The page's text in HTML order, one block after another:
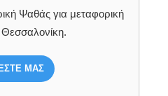
Ψαθάς για μεταφορική
Θεσσαλονίκη.
ΜΑΣ